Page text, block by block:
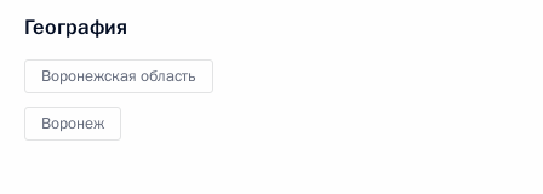
География
Воронежская область
Воронеж